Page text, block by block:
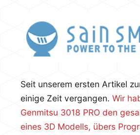
Seit unserem ersten Artikel
einige Zeit vergangen. Wir
Genmitsu 3018 PRO den
eines 3D Modells, übers